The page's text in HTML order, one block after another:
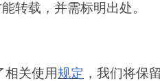
转载，并需标明出处。
关使用规定 ，我们将保